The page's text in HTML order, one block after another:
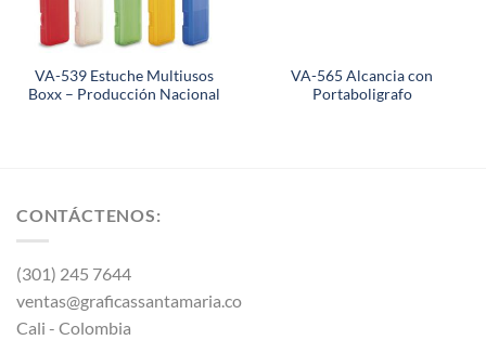
VA-539 Estuche Multiusos
Boxx – Producción Nacional
VA-565 Alcancia con
Portaboligrafo
CONTÁCTENOS:
(301) 245 7644
ventas@graficassantamaria.co
Cali - Colombia